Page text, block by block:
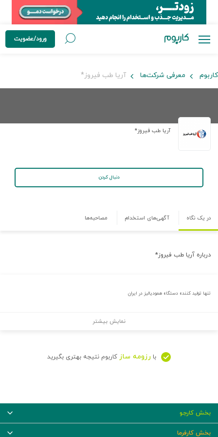
ورود/عضویت
کاربوم معرفی شرکت‌ها آریا طب فیروز*
آریا طب فیروز*
دنبال کردن
در یک نگاه آگهی‌های استخدام مصاحبه‌ها
درباره آریا طب فیروز*
تنها تولید کننده دستگاه همودیالیز در ایران
نمایش بیشتر
با رزومه ساز کاربوم نتیجه بهتری بگیرید
بخش کارجو
بخش کارفرما